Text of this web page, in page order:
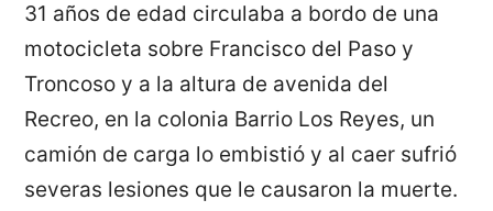
31 años de edad circulaba a bordo de una
motocicleta sobre Francisco del Paso y
Troncoso y a la altura de avenida del
Recreo, en la colonia Barrio Los Reyes, un
camión de carga lo embistió y al caer sufrió
severas lesiones que le causaron la muerte.